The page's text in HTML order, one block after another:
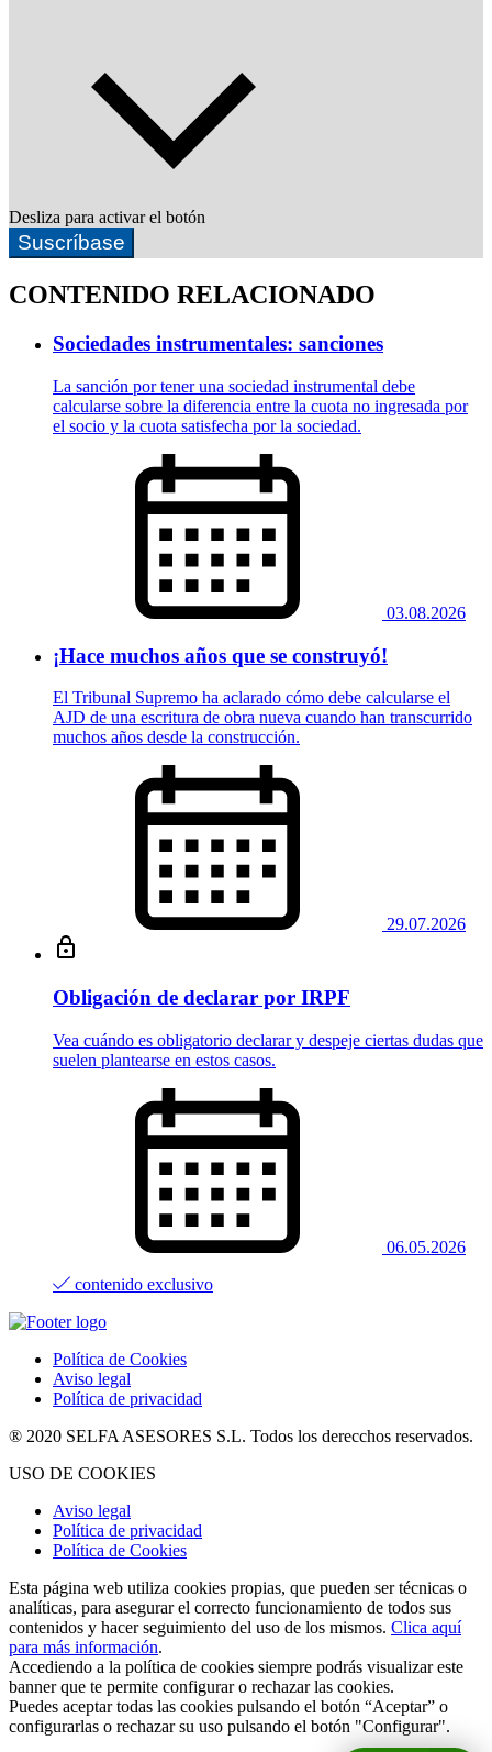
Desliza para activar el botón
Suscríbase
CONTENIDO RELACIONADO
Sociedades instrumentales: sanciones
La sanción por tener una sociedad instrumental debe
calcularse sobre la diferencia entre la cuota no ingresada por
el socio y la cuota satisfecha por la sociedad.
03.08.2026
¡Hace muchos años que se construyó!
El Tribunal Supremo ha aclarado cómo debe calcularse el
AJD de una escritura de obra nueva cuando han transcurrido
muchos años desde la construcción.
29.07.2026
Obligación de declarar por IRPF
Vea cuándo es obligatorio declarar y despeje ciertas dudas que
suelen plantearse en estos casos.
06.05.2026
contenido exclusivo
Política de Cookies
Aviso legal
Política de privacidad
® 2020 SELFA ASESORES S.L. Todos los derecchos reservados.
USO DE COOKIES
Aviso legal
Política de privacidad
Política de Cookies
Esta página web utiliza cookies propias, que pueden ser técnicas o
analíticas, para asegurar el correcto funcionamiento de todos sus
contenidos y hacer seguimiento del uso de los mismos. Clica aquí
para más información.
Accediendo a la política de cookies siempre podrás visualizar este
banner que te permite configurar o rechazar las cookies.
Puedes aceptar todas las cookies pulsando el botón “Aceptar” o
configurarlas o rechazar su uso pulsando el botón "Configurar".